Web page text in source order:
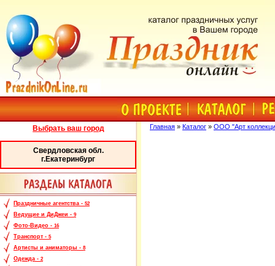
Выбрать ваш город
Свердловская обл.
г.Екатеринбург
Праздничные агентства - 52
Ведущие и ДиДжеи - 9
Фото-Видео - 16
Транспорт - 5
Артисты и аниматоры - 8
Одежда - 2
Главная » Каталог » ООО "Арт